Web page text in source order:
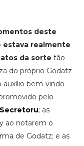
deste
estava realmente
da sorte tão
do próprio Godatz
auxílio bem-vindo
pelo
Secretoru; as
ao notarem o
de Godatz; e as